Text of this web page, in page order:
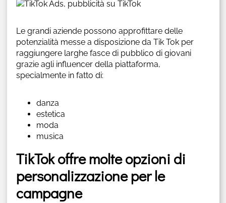
Le grandi aziende possono approfittare delle
potenzialità messe a disposizione da Tik Tok per
raggiungere larghe fasce di pubblico di giovani
grazie agli influencer della piattaforma,
specialmente in fatto di:
danza
estetica
moda
musica
TikTok offre molte opzioni di
personalizzazione per le
campagne